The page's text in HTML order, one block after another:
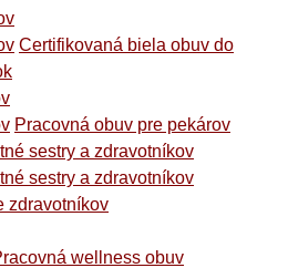
Certifikovaná biela obuv do
Pracovná obuv pre pekárov
sestry a zdravotníkov
sestry a zdravotníkov
zdravotníkov
wellness obuv